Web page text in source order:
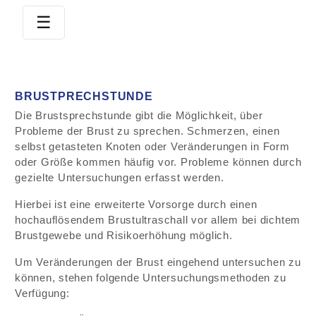
☰
BRUSTPRECHSTUNDE
Die Brustsprechstunde gibt die Möglichkeit, über
Probleme der Brust zu spre­chen. Schmerzen, ei­nen
selbst getasteten Knoten oder Ver­än­de­run­gen in Form
oder Größe kommen häufig vor. Probleme können durch
gezielte Un­ter­su­chungen erfasst wer­den.
Hierbei ist eine erweiterte Vorsorge durch einen
hochauflösendem Brustultraschall vor allem bei dichtem
Brustgewebe und Risikoerhöhung möglich.
Um Ver­än­de­run­gen der Brust eingehend untersuchen zu
können, stehen fol­gen­de Un­ter­su­chungsmethoden zu
Verfügung: